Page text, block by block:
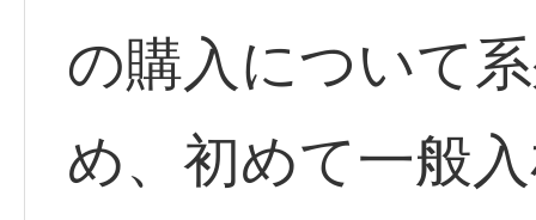
の購入について
め、初めて一般